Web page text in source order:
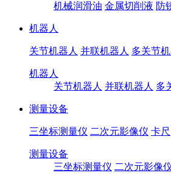
机械润滑油 金属切削液 防
机器人
关节机器人 并联机器人 多关节机
机器人
关节机器人 并联机器人 多
测量设备
三坐标测量仪 二次元影像仪 卡尺
测量设备
三坐标测量仪 二次元影像